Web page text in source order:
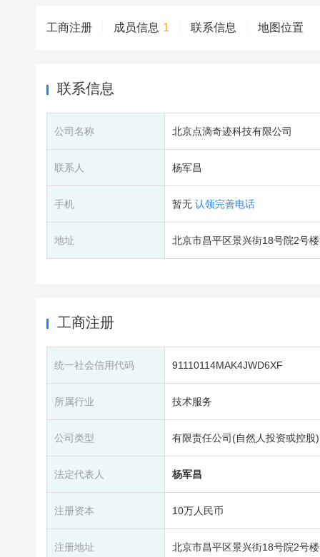
工商注册 成员信息 1 联系信息 地图位置
联系信息
公司名称 北京点滴奇迹科技有限公司
联系人 杨军昌
手机 暂无 认领完善电话
地址 北京市昌平区景兴街18号院2号
工商注册
统一社会信用代码 91110114MAK4JWD6XF
所属行业 技术服务
公司类型 有限责任公司(自然人投资或控股)
法定代表人 杨军昌
注册资本 10万人民币
注册地址 北京市昌平区景兴街18号院2号